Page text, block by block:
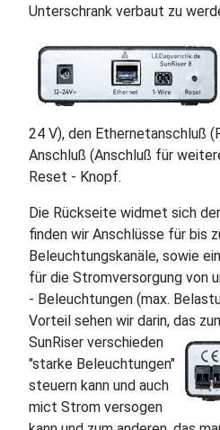
Unterschrank verbaut zu
24 V), den Ethernetanschluß
Anschluß (Anschluß für
Reset - Knopf.
Die Rückseite widmet sich
finden wir Anschlüsse für bis
Beleuchtungskanäle, sowie
für die Stromversorgung von
- Beleuchtungen (max.
Vorteil sehen wir darin, das
SunRiser verschieden
"starke Beleuchtungen"
steuern kann und auch
mict Strom versogen